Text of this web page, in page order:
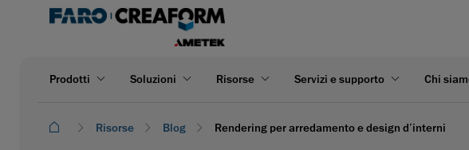
Prodotti Soluzioni Risorse Servizi e supporto Chi
Risorse Blog Rendering per arredamento e design d’interni